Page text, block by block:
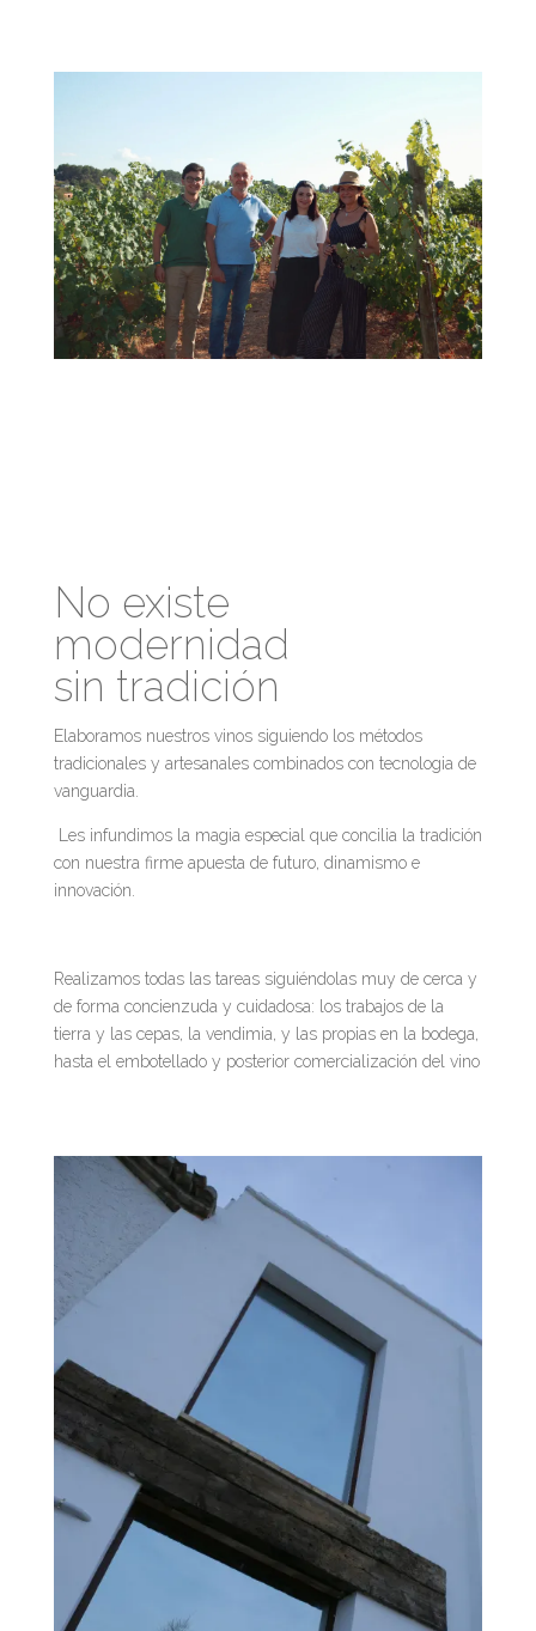
No existe
modernidad
sin tradición
Elaboramos nuestros vinos siguiendo los métodos
tradicionales y artesanales combinados con tecnologia de
vanguardia.
Les infundimos la magia especial que concilia la tradición
con nuestra firme apuesta de futuro, dinamismo e
innovación.
Realizamos todas las tareas siguiéndolas muy de cerca y
de forma concienzuda y cuidadosa: los trabajos de la
tierra y las cepas, la vendimia, y las propias en la bodega,
hasta el embotellado y posterior comercialización del vino